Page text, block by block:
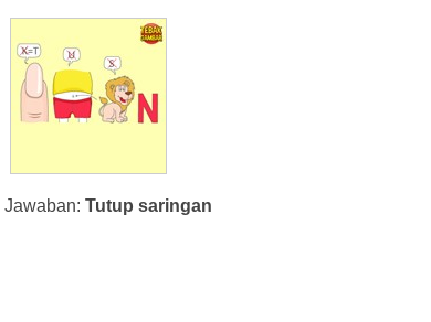
Jawaban: Tutup saringan